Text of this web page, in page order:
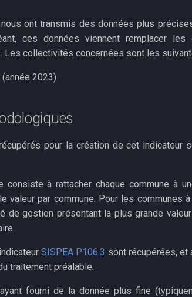
ont transmis des données plus
ces données viennent remplacer les
Les collectivités concernées sont les
2023)
pour la création de cet indicateur
consiste à rattacher chaque commune à
valeur par commune. Pour les communes
de gestion présentant la plus grande
SISPEA P106.3 sont récupérées, et
traitement préalable.
fourni de la donnée plus fine